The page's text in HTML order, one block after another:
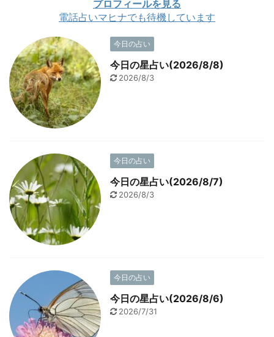
プロフィールを見る
電話占いマヒナでも待機しています
今日の占い
今日の星占い(2026/8/8)
2026/8/3
今日の占い
今日の星占い(2026/8/7)
2026/8/3
今日の占い
今日の星占い(2026/8/6)
2026/7/31